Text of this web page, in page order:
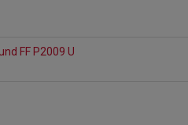
FF P2009 U